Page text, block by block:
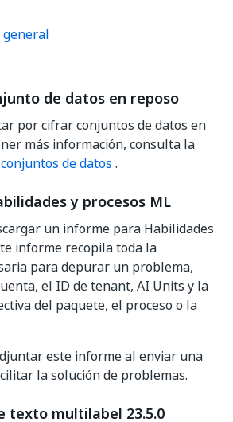
de datos en reposo
por cifrar conjuntos de datos en
más información, consulta la
de datos .
y procesos ML
un informe para Habilidades
informe recopila toda la
para depurar un problema,
el ID de tenant, AI Units y la
del paquete, el proceso o la
este informe al enviar una
la solución de problemas.
texto multilabel 23.5.0